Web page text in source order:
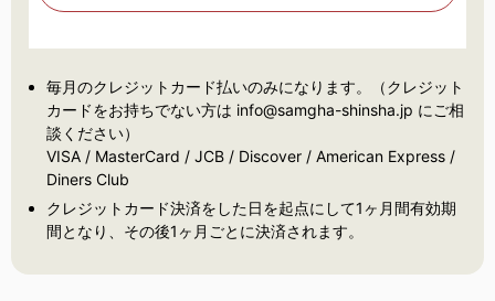
毎月のクレジットカード払いのみになります。（クレジット
カードをお持ちでない方は info@samgha-shinsha.jp にご相
談ください）
VISA / MasterCard / JCB / Discover / American Express /
Diners Club
クレジットカード決済をした日を起点にして1ヶ月間有効期
間となり、その後1ヶ月ごとに決済されます。